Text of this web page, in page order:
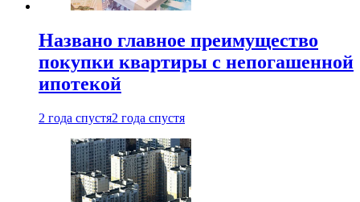
Названо главное преимущество
покупки квартиры с непогашенной
ипотекой
2 года спустя2 года спустя